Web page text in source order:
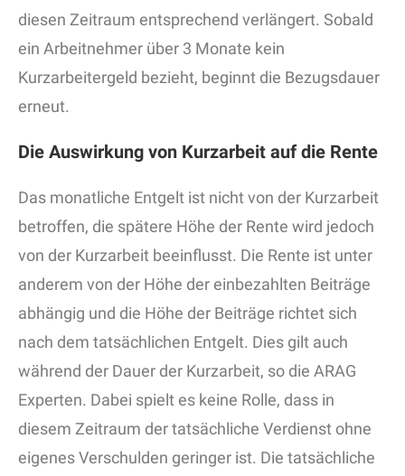
diesen Zeitraum entsprechend verlängert. Sobald
ein Arbeitnehmer über 3 Monate kein
Kurzarbeitergeld bezieht, beginnt die Bezugsdauer
erneut.
Die Auswirkung von Kurzarbeit auf die Rente
Das monatliche Entgelt ist nicht von der Kurzarbeit
betroffen, die spätere Höhe der Rente wird jedoch
von der Kurzarbeit beeinflusst. Die Rente ist unter
anderem von der Höhe der einbezahlten Beiträge
abhängig und die Höhe der Beiträge richtet sich
nach dem tatsächlichen Entgelt. Dies gilt auch
während der Dauer der Kurzarbeit, so die ARAG
Experten. Dabei spielt es keine Rolle, dass in
diesem Zeitraum der tatsächliche Verdienst ohne
eigenes Verschulden geringer ist. Die tatsächliche